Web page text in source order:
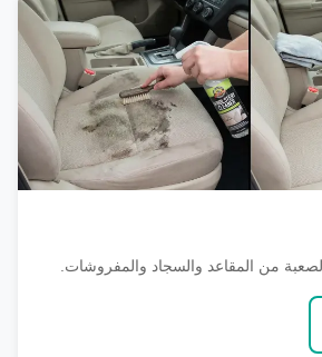
الصعبة من المقاعد والسجاد والمفروشات.